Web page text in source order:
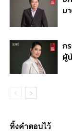
ม
ก
ผู้
ทิ้งคำตอบไว้